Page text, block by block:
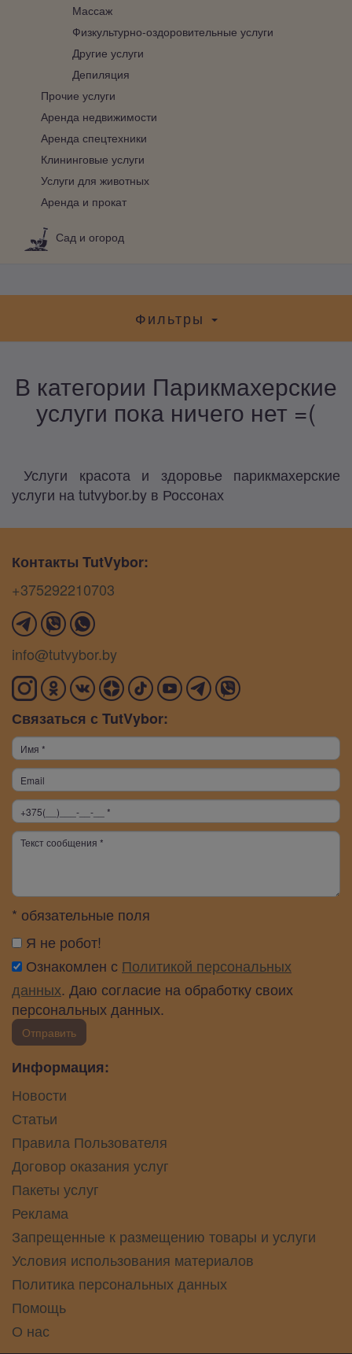
Массаж
Физкультурно-оздоровительные услуги
Другие услуги
Депиляция
Прочие услуги
Аренда недвижимости
Аренда спецтехники
Клининговые услуги
Услуги для животных
Аренда и прокат
Сад и огород
Фильтры
В категории Парикмахерские
услуги пока ничего нет =(
Услуги красота и здоровье парикмахерские
услуги на tutvybor.by в Россонах
Контакты TutVybor:
+375292210703
info@tutvybor.by
Связаться с TutVybor:
* обязательные поля
Я не робот!
Ознакомлен с Политикой персональных
данных. Даю согласие на обработку своих
персональных данных.
Отправить
Информация:
Новости
Статьи
Правила Пользователя
Договор оказания услуг
Пакеты услуг
Реклама
Запрещенные к размещению товары и услуги
Условия использования материалов
Политика персональных данных
Помощь
О нас